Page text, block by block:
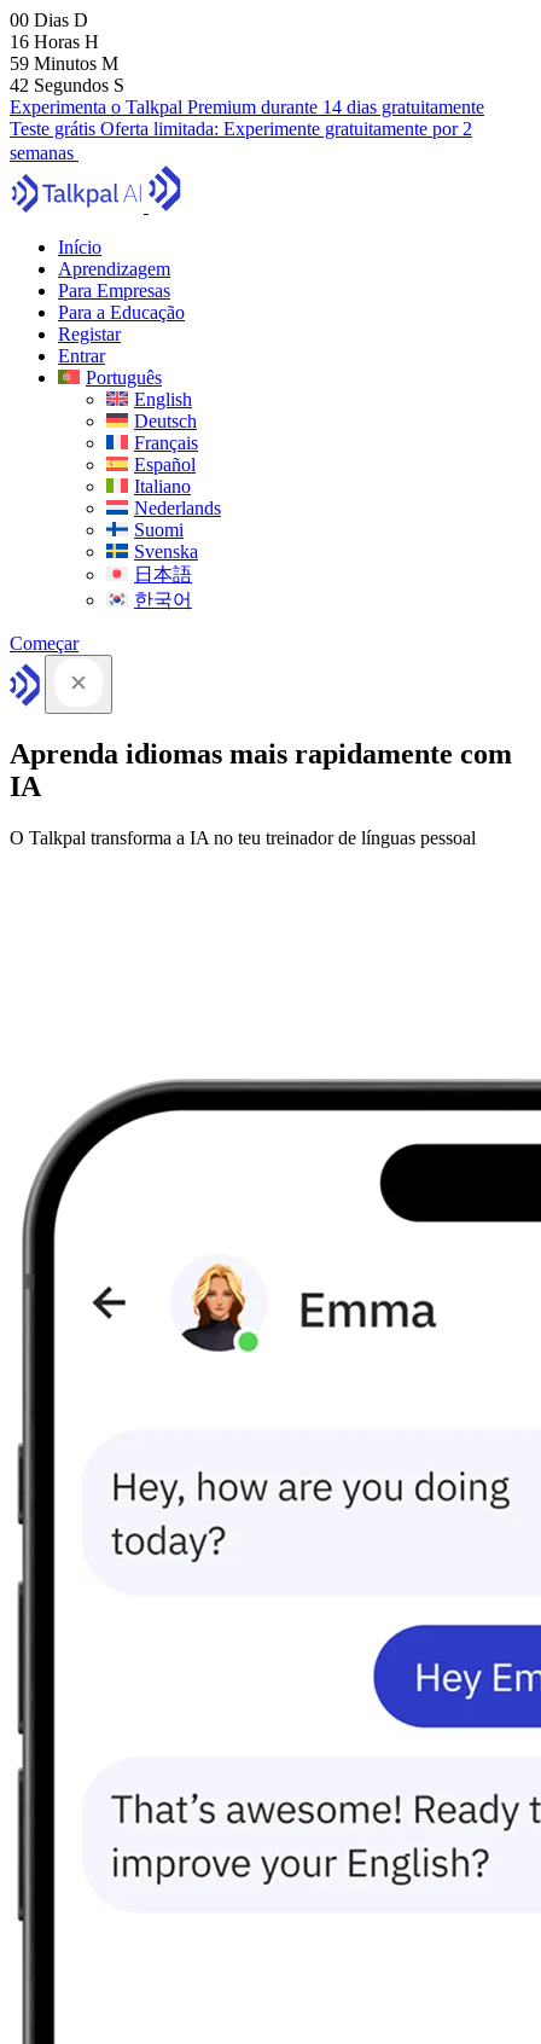
00 Dias D
16 Horas H
59 Minutos M
41 Segundos S
Experimenta o Talkpal Premium durante 14 dias gratuitamente
Teste grátis Oferta limitada: Experimente gratuitamente por 2
semanas
Início
Aprendizagem
Para Empresas
Para a Educação
Registar
Entrar
Português
English
Deutsch
Français
Español
Italiano
Nederlands
Suomi
Svenska
日本語
한국어
Começar
Aprenda idiomas mais rapidamente com
IA
O Talkpal transforma a IA no teu treinador de línguas pessoal